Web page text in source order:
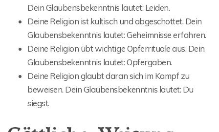
Dein Glaubensbekenntnis lautet: Leiden.
Deine Religion ist kultisch und abgeschottet. Dein
Glaubensbekenntnis lautet: Geheimnisse erfahren.
Deine Religion übt wichtige Opferrituale aus. Dein
Glaubensbekenntnis lautet: Opfergaben.
Deine Religion glaubt daran sich im Kampf zu
beweisen. Dein Glaubensbekenntnis lautet: Du
siegst.